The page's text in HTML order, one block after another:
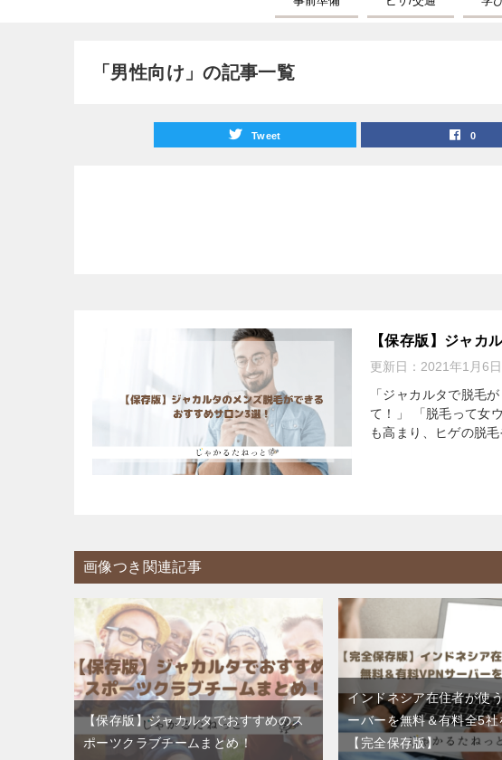
「男性向け」の記事一覧
Tweet 0
【保存版】ジャカ
更新日： 2021年1月6日
「ジャカルタで脱毛
て！」 「脱毛って女
も高まり、ヒゲの脱
画像つき関連記事
【保存版】ジャカルタでおすすめのス
ポーツクラブチームまとめ！
インドネシア在住者が使
ーバーを無料＆有料全5社
【完全保存版】